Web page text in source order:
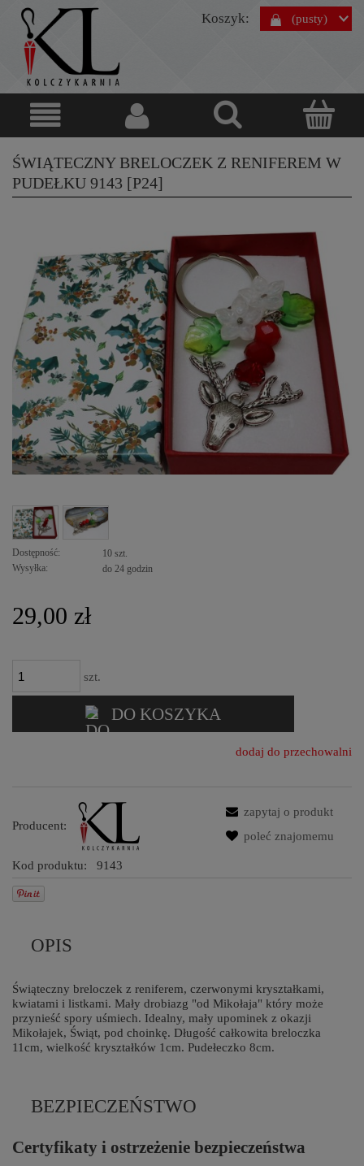
Koszyk: (pusty)
ŚWIĄTECZNY BRELOCZEK Z RENIFEREM W
PUDEŁKU 9143 [P24]
Dostępność:
10 szt.
Wysyłka:
do 24 godzin
29,00 zł
szt.
DO KOSZYKA
dodaj do przechowalni
Producent:
Kod produktu: 9143
zapytaj o produkt
poleć znajomemu
OPIS
Świąteczny breloczek z reniferem, czerwonymi kryształkami,
kwiatami i listkami. Mały drobiazg "od Mikołaja" który może
przynieść spory uśmiech. Idealny, mały upominek z okazji
Mikołajek, Świąt, pod choinkę. Długość całkowita breloczka
11cm, wielkość kryształków 1cm. Pudełeczko 8cm.
BEZPIECZEŃSTWO
Certyfikaty i ostrzeżenie bezpieczeństwa